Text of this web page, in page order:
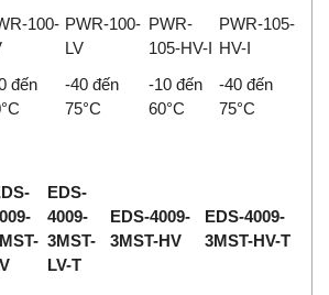
100- PWR-100-
LV
PWR-
105-HV-I
PWR-105-
HV-I
đến
-40 đến
75°C
-10 đến
60°C
-40 đến
75°C
EDS-
4009-
3MST-
LV-T
EDS-4009-
3MST-HV
EDS-4009-
3MST-HV-T